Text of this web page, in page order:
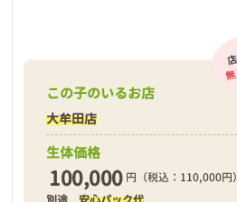
この子のいるお店
大牟田店
生体価格
100,000 円（税込：110,000円）